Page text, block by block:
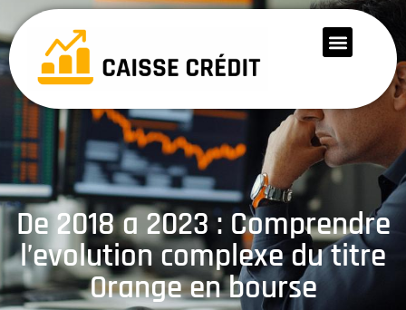
De 2018 a 2023 : Comprendre
l’evolution complexe du titre
Orange en bourse